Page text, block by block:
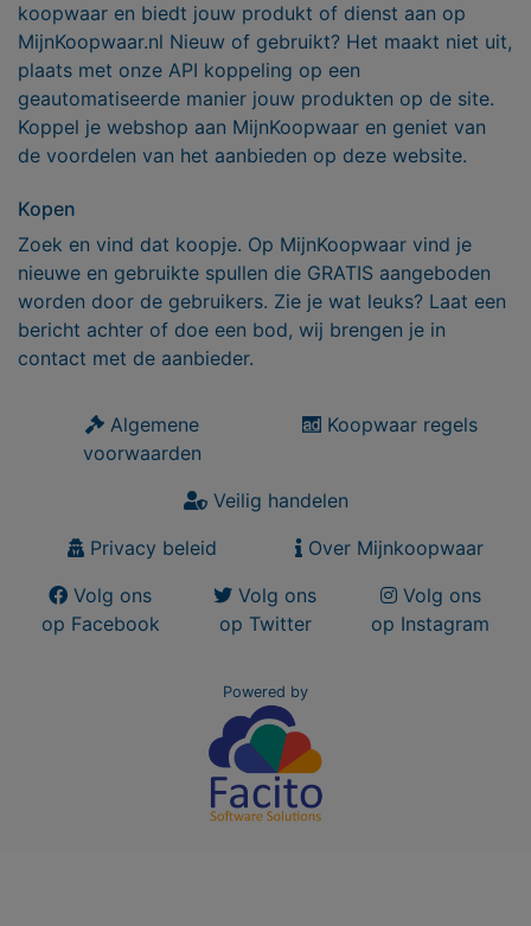
koopwaar en biedt jouw produkt of dienst aan op
MijnKoopwaar.nl Nieuw of gebruikt? Het maakt niet uit,
plaats met onze API koppeling op een
geautomatiseerde manier jouw produkten op de site.
Koppel je webshop aan MijnKoopwaar en geniet van
de voordelen van het aanbieden op deze website.
Kopen
Zoek en vind dat koopje. Op MijnKoopwaar vind je
nieuwe en gebruikte spullen die GRATIS aangeboden
worden door de gebruikers. Zie je wat leuks? Laat een
bericht achter of doe een bod, wij brengen je in
contact met de aanbieder.
Algemene
voorwaarden
Koopwaar regels
Veilig handelen
Privacy beleid
Over Mijnkoopwaar
Volg ons
op Facebook
Volg ons
op Twitter
Volg ons
op Instagram
Powered by